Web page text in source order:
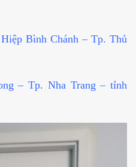
Bình Chánh – Tp. Thủ
– Tp. Nha Trang – tỉnh